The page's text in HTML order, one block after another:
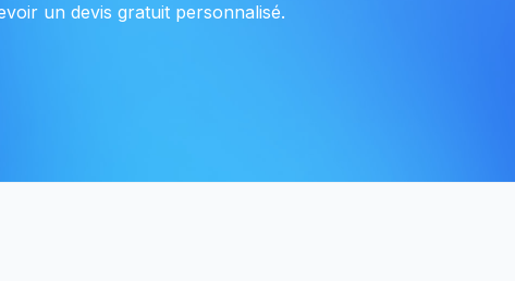
un devis gratuit personnalisé.